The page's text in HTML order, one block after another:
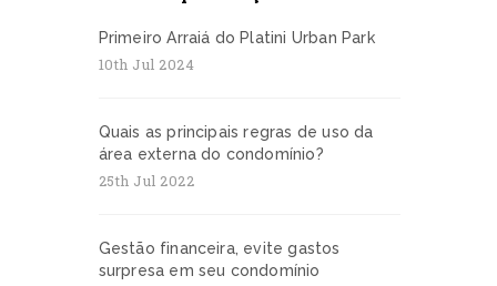
Primeiro Arraiá do Platini Urban Park
10th Jul 2024
Quais as principais regras de uso da
área externa do condomínio?
25th Jul 2022
Gestão financeira, evite gastos
surpresa em seu condomínio